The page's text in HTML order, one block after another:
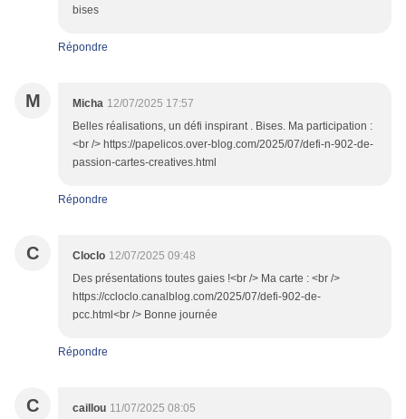
bises
Répondre
M Micha 12/07/2025 17:57
Belles réalisations, un défi inspirant . Bises. Ma participation :
<br /> https://papelicos.over-blog.com/2025/07/defi-n-902-de-
passion-cartes-creatives.html
Répondre
C Cloclo 12/07/2025 09:48
Des présentations toutes gaies !<br /> Ma carte : <br />
https://ccloclo.canalblog.com/2025/07/defi-902-de-
pcc.html<br /> Bonne journée
Répondre
C caillou 11/07/2025 08:05